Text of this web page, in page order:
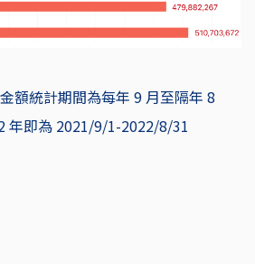
額統計期間為每年 9 月至隔年 8
年即為 2021/9/1-2022/8/31